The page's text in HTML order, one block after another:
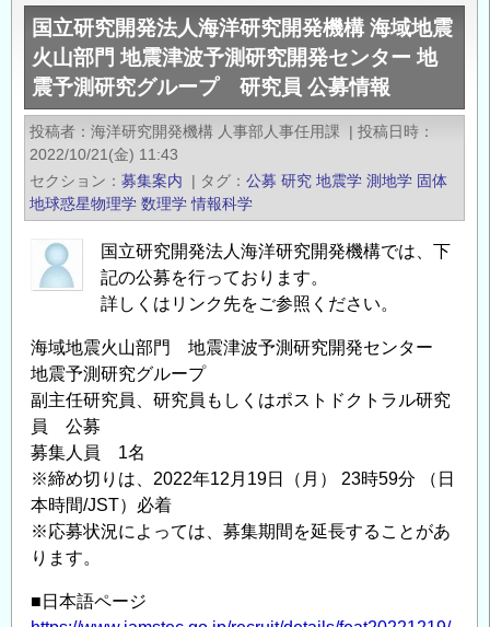
ス
ト
ド
ク
ト
ラ
研
究
員
公
報
の
プ
ロ
ジ
ェ
ク
ト
１
回
研
究
生
向
け
イ
ベ
ン
ト
の
国立研究開発法人海洋研究開発機構 海域地震
火山部門 地震津波予測研究開発センター 地
震予測研究グループ 研究員 公募情報
投稿者 海洋研究開発機構 人事部人事任用課 | 投稿日時
2022/10/21(金) 11:43
セクション
募集案内 | タグ 公募 研究 地震学 測地学 固体
地球惑星物理学 数理学 情報科学
国立研究開発法人海洋研究開発機構では、下
記の公募を行っております。
詳しくはリンク先をご参照ください。
海域地震火山部門 地震津波予測研究開発センター
地震予測研究グループ
副主任研究員、研究員もしくはポストドクトラル研究
員 公募
募集人員 1名
※締め切りは、2022年12月19日（月） 23時59分 （日
本時間/JST）必着
※応募状況によっては、募集期間を延長することがあ
ります。
■日本語ページ